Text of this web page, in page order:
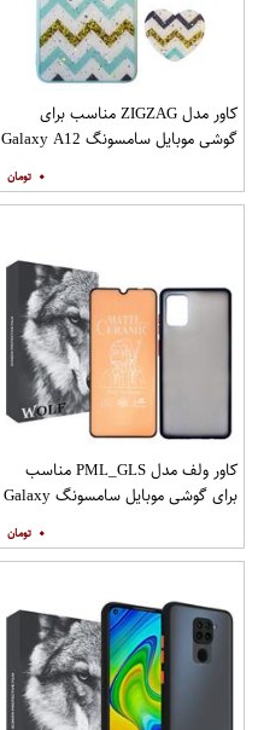
کاور مدل ZIGZAG مناسب برای
گوشی موبایل سامسونگ Galaxy A12
۰
کاور ولف مدل PML_GLS مناسب
برای گوشی موبایل سامسونگ Galaxy
۰